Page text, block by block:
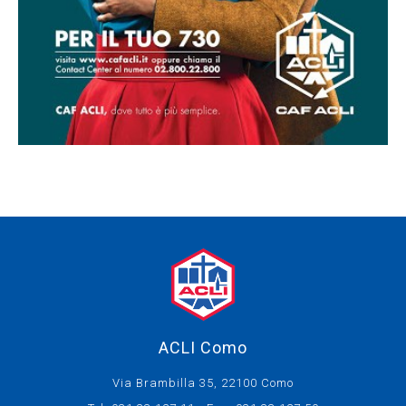
ACLI Como
Via Brambilla 35, 22100 Como